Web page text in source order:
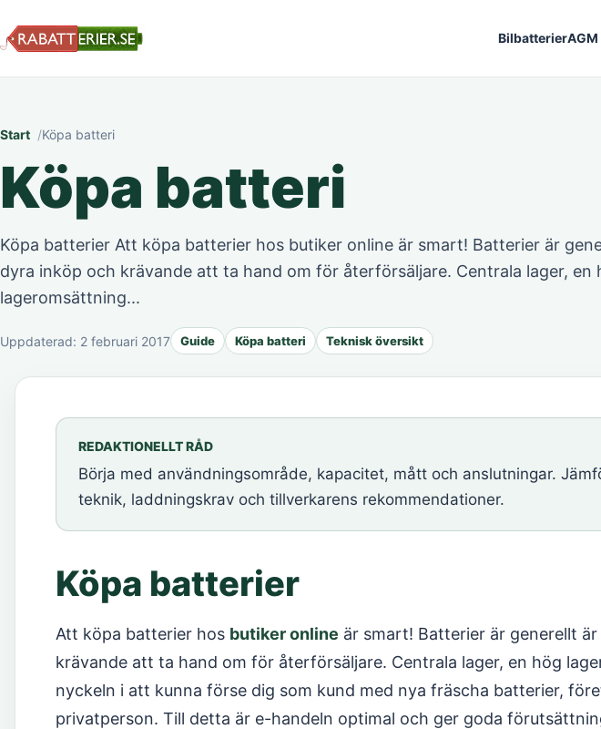
Bilbatterier
Start Köpa batteri
Köpa batteri
Köpa batterier Att köpa batterier hos butiker online är smart! Batterier är
dyra inköp och krävande att ta hand om för återförsäljare. Centrala lager, en
lageromsättning...
Uppdaterad: 2 februari 2017 Guide Köpa batteri Teknisk översikt
REDAKTIONELLT RÅD
Börja med användningsområde, kapacitet, mått och anslutningar.
teknik, laddningskrav och tillverkarens rekommendationer.
Köpa batterier
Att köpa batterier hos butiker online är smart! Batterier är generellt
krävande att ta hand om för återförsäljare. Centrala lager, en hög
nyckeln i att kunna förse dig som kund med nya fräscha batterier,
privatperson. Till detta är e-handeln optimal och ger goda